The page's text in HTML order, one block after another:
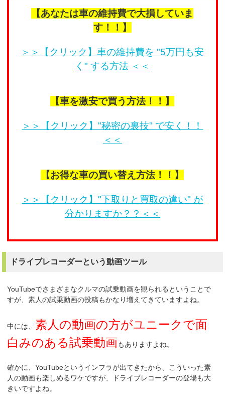
【あなたは車の維持費で大損していま
す！！】
＞＞【クリック】車の維持費を "5万円も安
く" する方法 ＜＜
【車を激安で買う方法！！】
＞＞【クリック】"秘密の裏技" で安く！！
＜＜
【お得な車の買い替え方法！！】
＞＞【クリック】"下取りと買取の違い" が
分かりますか？？＜＜
ドライブレコーダーという動画ツール
YouTubeでさまざまなクルマの試乗動画を観られるということで
すが、素人の試乗動画の投稿もかなり増えてきていますよね。
中には、 素人の動画の方がユニークで面
白みのある試乗動画もありますよね。
確かに、YouTubeというインフラが出てきたから、こういった素
人の動画も楽しめるワケですが、ドライブレコーダーの登場も大
きいですよね。